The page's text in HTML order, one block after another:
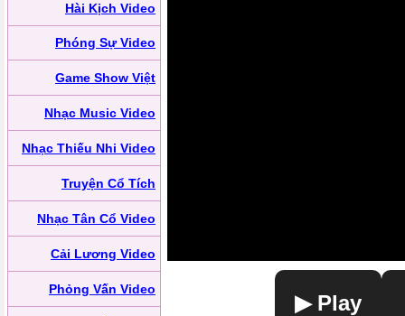
Hài Kịch Video
Phóng Sự Video
Game Show Việt
Nhạc Music Video
Nhạc Thiếu Nhi Video
Truyện Cổ Tích
Nhạc Tân Cổ Video
Cải Lương Video
Phỏng Vấn Video
▶ Play